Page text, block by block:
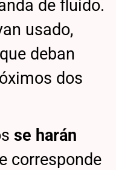
de fluido.
usado,
deban
dos
se harán
corresponde